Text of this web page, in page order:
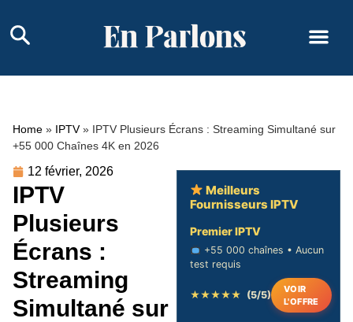
Home » IPTV» IPTV Plusieurs Écrans : Streaming Simultané sur
+55 000 Chaînes 4K en 2026
12 février, 2026
IPTV
Plusieurs
Écrans :
Streaming
Simultané sur
Meilleurs
Fournisseurs IPTV
Premier IPTV
+55 000 chaînes • Aucun
test requis
★★★★★ (5/5)
VOIR
L'OFFRE